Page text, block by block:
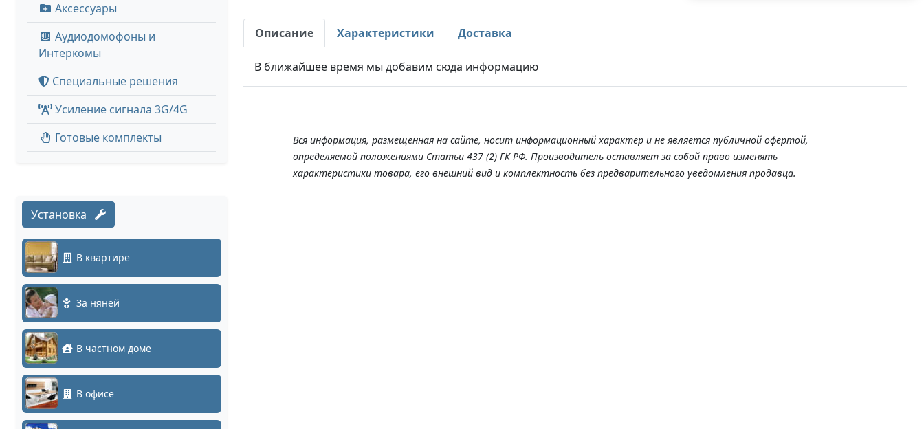
Аксессуары
Аудиодомофоны и
Интеркомы
Специальные решения
Усиление сигнала 3G/4G
Готовые комплекты
Установка
В квартире
За няней
В частном доме
В офисе
Описание Характеристики Доставка
В ближайшее время мы добавим сюда информацию
Вся информация, размещенная на сайте, носит информационный характер и не является публичной офертой,
определяемой положениями Статьи 437 (2) ГК РФ. Производитель оставляет за собой право изменять
характеристики товара, его внешний вид и комплектность без предварительного уведомления продавца.